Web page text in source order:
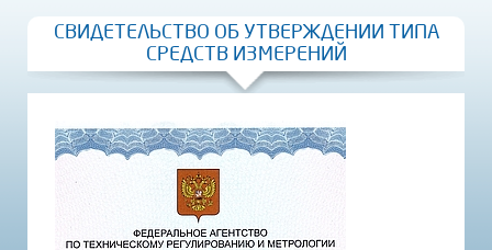
СВИДЕТЕЛЬСТВО ОБ УТВЕРЖДЕНИИ ТИПА
СРЕДСТВ ИЗМЕРЕНИЙ